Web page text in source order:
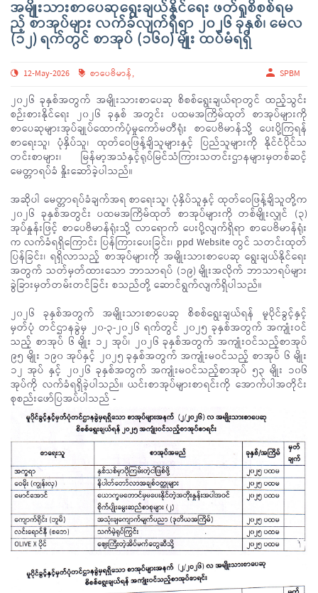
အမျိုးသားစာပေဆုရွေးချယ်နိုင်ရေး ဖတ်ရှုစိစစ်ရမ
ည့် စာအုပ်များ လက်ခံလျက်ရှိရာ ၂၀၂၆ ခုနှစ်၊ မေလ
(၁၂) ရက်တွင် စာအုပ် (၁၆၀) မျိုး ထပ်မံရရှိ
12-May-2026 စာပေဗိမာန်, SPBM
၂၀၂၆ ခုနှစ်အတွက် အမျိုးသားစာပေဆု စိစစ်ရွေးချယ်ရာတွင် ထည့်သွင်း
စဉ်းစားနိုင်ရေး ၂၀၂၆ ခုနှစ် အတွင်း ပထမအကြိမ်ထုတ် စာအုပ်များကို
စာပေဆုများအုပ်ချုပ်ထောက်ပံ့မှုကော်မတီရုံး စာပေဗိမာန်သို့ ပေးပို့ကြရန်
စာရေးသူ၊ ပုံနှိပ်သူ၊ ထုတ်ဝေဖြန့်ချိသူများနှင့် ပြည်သူများကို နိုင်ငံပိုင်သ
တင်းစာများ၊ မြန်မာ့အသံနှင့်ရုပ်မြင်သံကြားသတင်းဌာနများမှတစ်ဆင့်
မေတ္တာရပ်ခံ နှိုးဆော်ခဲ့ပါသည်။
အဆိုပါ မေတ္တာရပ်ခံချက်အရ စာရေးသူ၊ ပုံနှိပ်သူနှင့် ထုတ်ဝေဖြန့်ချိသူတို့က
၂၀၂၆ ခုနှစ်အတွင်း ပထမအကြိမ်ထုတ် စာအုပ်များကို တစ်မျိုးလျှင် (၃)
အုပ်နှုန်းဖြင့် စာပေဗိမာန်ရုံးသို့ လာရောက် ပေးပို့လျက်ရှိရာ စာပေဗိမာန်ရုံး
က လက်ခံရရှိကြောင်း ပြန်ကြားပေးခြင်း၊ ppd Website တွင် သတင်းထုတ်
ပြန်ခြင်း၊ ရရှိလာသည့် စာအုပ်များကို အမျိုးသားစာပေဆု ရွေးချယ်နိုင်ရေး
အတွက် သတ်မှတ်ထားသော ဘာသာရပ် (၁၉) မျိုးအလိုက် ဘာသာရပ်များ
ခွဲခြားမှတ်တမ်းတင်ခြင်း စသည်တို့ ဆောင်ရွက်လျက်ရှိပါသည်။
၂၀၂၆ ခုနှစ်အတွက် အမျိုးသားစာပေဆု စိစစ်ရွေးချယ်ရန် မူပိုင်ခွင့်နှင့်
မှတ်ပုံ တင်ဌာနခွဲမှ ၂၀-၃-၂၀၂၆ ရက်တွင် ၂၀၂၅ ခုနှစ်အတွက် အကျုံးဝင်
သည့် စာအုပ် ၆ မျိုး ၁၂ အုပ်၊ ၂၀၂၆ ခုနှစ်အတွက် အကျုံးဝင်သည့်စာအုပ်
၉၅ မျိုး ၁၉၀ အုပ်နှင့် ၂၀၂၅ ခုနှစ်အတွက် အကျုံးမဝင်သည့် စာအုပ် ၆ မျိုး
၁၂ အုပ် နှင့် ၂၀၂၆ ခုနှစ်အတွက် အကျုံးမဝင်သည့်စာအုပ် ၅၃ မျိုး ၁၀၆
အုပ်ကို လက်ခံရရှိခဲ့ပါသည်။ ယင်းစာအုပ်များစာရင်းကို အောက်ပါအတိုင်း
စုစည်းဖော်ပြအပ်ပါသည် -